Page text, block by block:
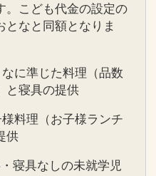
。こども代金の設定の
となと同額となりま
に準じた料理（品数
と寝具の提供
料理（お子様ランチ
供
寝具なしの未就学児